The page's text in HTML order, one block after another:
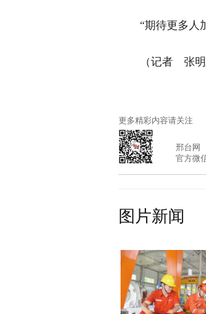
“期待更多人
（记者 张明
更多精彩内容请关注
			邢台网
			官方微信
图片新闻